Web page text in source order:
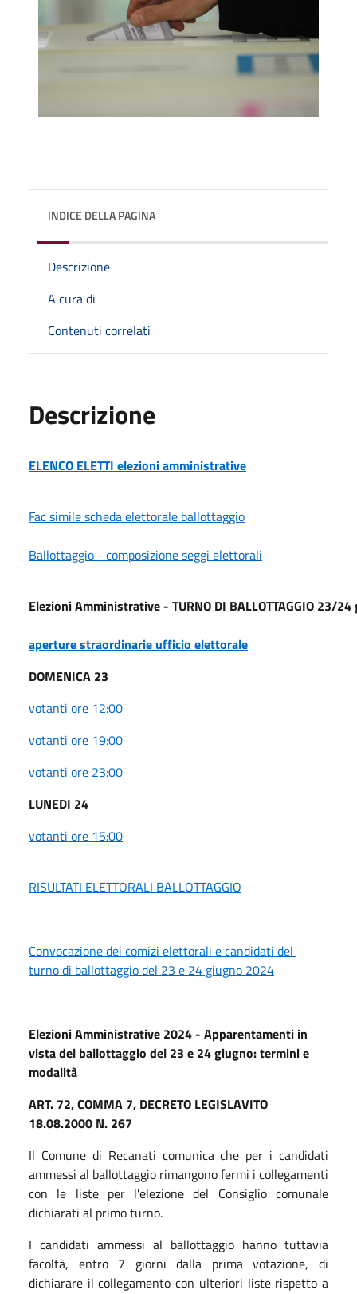
INDICE DELLA PAGINA
Descrizione
A cura di
Contenuti correlati
Descrizione
ELENCO ELETTI elezioni amministrative
Fac simile scheda elettorale ballottaggio
Ballottaggio - composizione seggi elettorali
Elezioni Amministrative - TURNO DI BALLOTTAGGIO 23/
aperture straordinarie ufficio elettorale
DOMENICA 23
votanti ore 12:00
votanti ore 19:00
votanti ore 23:00
LUNEDI 24
votanti ore 15:00
RISULTATI ELETTORALI BALLOTTAGGIO
Convocazione dei comizi elettorali e candidati del
turno di ballottaggio del 23 e 24 giugno 2024
Elezioni Amministrative 2024 - Apparentamenti in
vista del ballottaggio del 23 e 24 giugno: termini e
modalità
ART. 72, COMMA 7, DECRETO LEGISLAVITO
18.08.2000 N. 267
Il Comune di Recanati comunica che per i candidati
ammessi al ballottaggio rimangono fermi i collegamenti
con le liste per l'elezione del Consiglio comunale
dichiarati al primo turno.
I candidati ammessi al ballottaggio hanno tuttavia
facoltà, entro 7 giorni dalla prima votazione, di
dichiarare il collegamento con ulteriori liste rispetto a